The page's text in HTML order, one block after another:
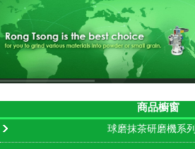
商品櫥窗
球磨抹茶研磨機系列